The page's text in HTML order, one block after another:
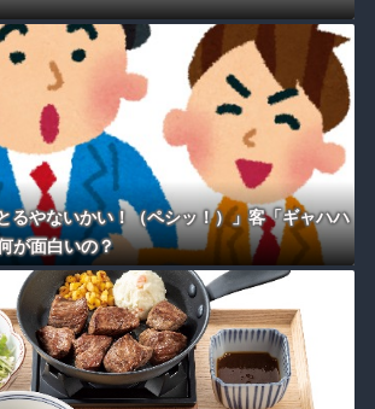
るやないかい！（ペシッ！）」客「ギャハハ
面白いの？